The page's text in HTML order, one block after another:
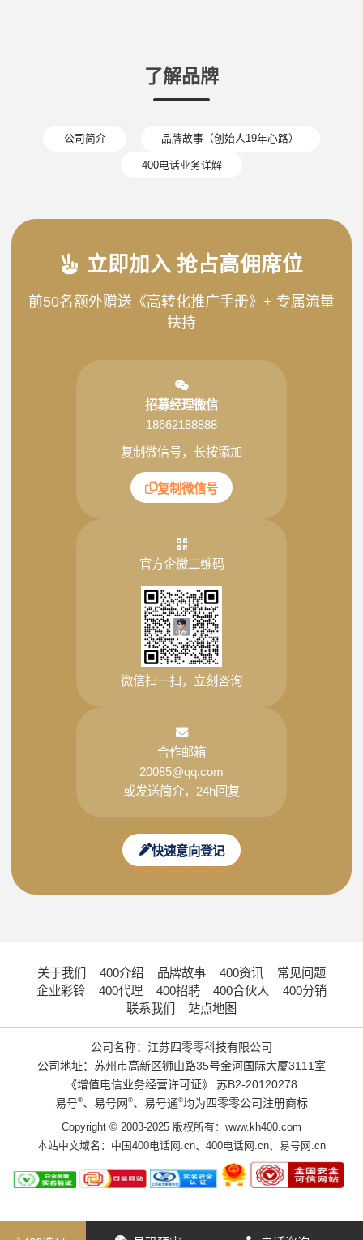
了解品牌
公司简介 品牌故事（创始人19年心路）
400电话业务详解
立即加入 抢占高佣席位
前50名额外赠送《高转化推广手册》+ 专属流量
扶持
招募经理微信
18662188888
复制微信号，长按添加
复制微信号
官方企微二维码
微信扫一扫，立刻咨询
合作邮箱
20085@qq.com
或发送简介，24h回复
快速意向登记
关于我们 400介绍 品牌故事 400资讯
常见问题
企业彩铃
400代理 400招聘 400合伙人
400分销
联系我们
站点地图
公司名称：江苏四零零科技有限公司
公司地址：苏州市高新区狮山路35号金河国际大厦3111室
《增值电信业务经营许可证》
苏B2-20120278
易号®、易号网®、易号通®均为四零零公司注册商标
Copyright © 2003-2025 版权所有：www.kh400.com
本站中文域名： 中国400电话网.cn、 400电话网.cn、 易号网.cn